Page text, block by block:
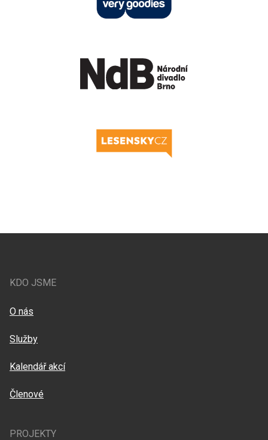
KDO JSME
O nás
Služby
Kalendář akcí
Členové
PROJEKTY